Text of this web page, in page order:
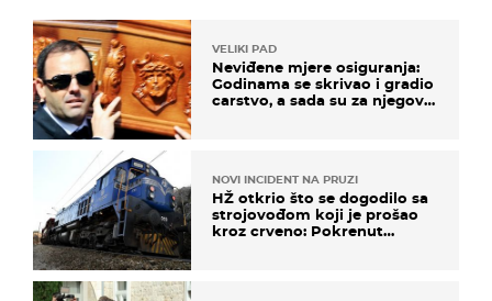
VELIKI PAD
Neviđene mjere osiguranja:
Godinama se skrivao i gradio
carstvo, a sada su za njegovo
NOVI INCIDENT NA PRUZI
HŽ otkrio što se dogodilo sa
strojovođom koji je prošao
kroz crveno: Pokrenut